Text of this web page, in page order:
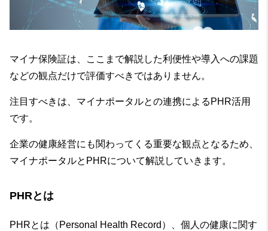
マイナ保険証は、ここまで解説した利便性や導入への課題
などの観点だけで評価すべきではありません。
注目すべきは、マイナポータルとの連携によるPHR活用
です。
企業の健康経営にも関わってくる重要な観点となるため、
マイナポータルとPHRについて解説していきます。
PHRとは
PHRとは（Personal Health Record）、個人の健康に関す